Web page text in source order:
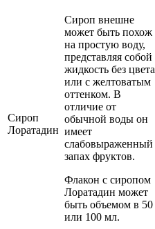
Сироп
Лоратадин
Сироп внешне
может быть похож
на простую воду,
представляя собой
жидкость без цвета
или с желтоватым
оттенком. В
отличие от
обычной воды он
имеет
слабовыраженный
запах фруктов.
Флакон с сиропом
Лоратадин может
быть объемом в 50
или 100 мл.